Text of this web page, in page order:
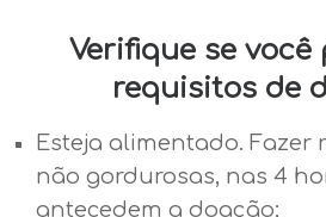
Verifique se você
requisitos de
Esteja alimentado. Fazer
não gordurosas, nas 4
antecedem a doação;